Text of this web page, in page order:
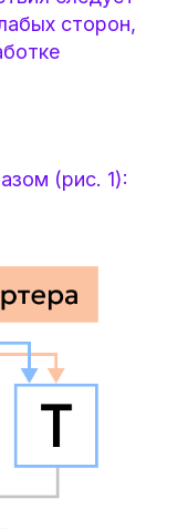
сторон,
(рис. 1):